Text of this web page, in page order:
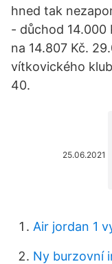
hned tak
- důchod 14.000
na 14.807 Kč.
vítkovického
40.
25.06.2021
Air jordan 1
Ny burzovní